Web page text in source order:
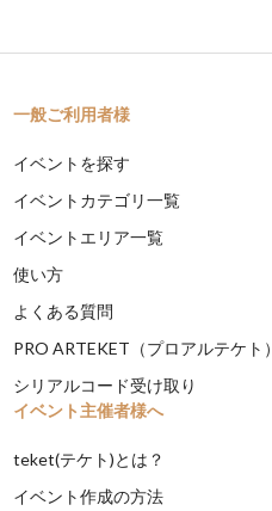
一般ご利用者様
イベントを探す
イベントカテゴリ一覧
イベントエリア一覧
使い方
よくある質問
PRO ARTEKET（プロアルテケト）
シリアルコード受け取り
イベント主催者様へ
teket(テケト)とは？
イベント作成の方法